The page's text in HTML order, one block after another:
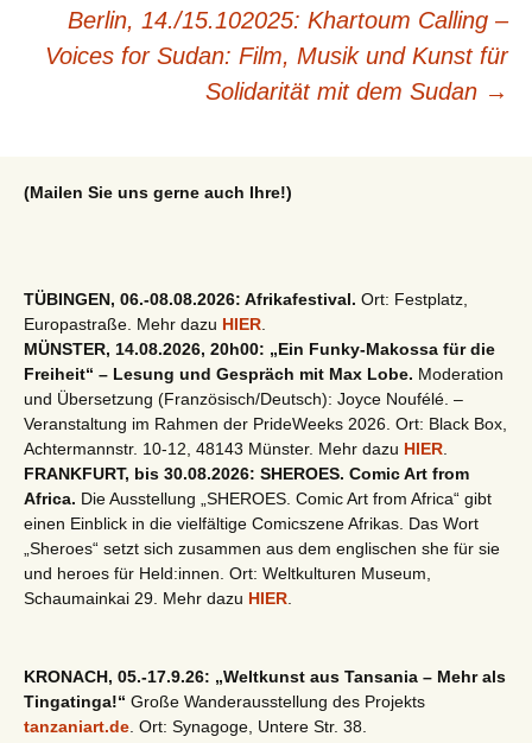
Berlin, 14./15.102025: Khartoum Calling –
Voices for Sudan: Film, Musik und Kunst für
Solidarität mit dem Sudan →
(Mailen Sie uns gerne auch Ihre!)
TÜBINGEN, 06.-08.08.2026: Afrikafestival. Ort: Festplatz,
Europastraße. Mehr dazu HIER
MÜNSTER, 14.08.2026, 20h00: „Ein Funky-Makossa für die
Freiheit“ – Lesung und Gespräch mit Max Lobe. Moderation
und Übersetzung (Französisch/Deutsch): Joyce Noufélé. –
Veranstaltung im Rahmen der PrideWeeks 2026. Ort: Black Box,
Achtermannstr. 10-12, 48143 Münster. Mehr dazu HIER
FRANKFURT, bis 30.08.2026: SHEROES. Comic Art from
Africa. Die Ausstellung „SHEROES. Comic Art from Africa“ gibt
einen Einblick in die vielfältige Comicszene Afrikas. Das Wort
„Sheroes“ setzt sich zusammen aus dem englischen she für sie
und heroes für Held:innen. Ort: Weltkulturen Museum,
Schaumainkai 29. Mehr dazu HIER
KRONACH, 05.-17.9.26: „Weltkunst aus Tansania – Mehr als
Tingatinga!“ Große Wanderausstellung des Projekts
tanzaniart.de . Ort: Synagoge, Untere Str. 38.